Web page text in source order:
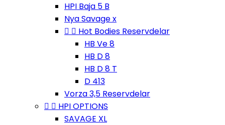
HPI Baja 5 B
Nya Savage x
  Hot Bodies Reservdelar
HB Ve 8
HB D 8
HB D 8 T
D 413
Vorza 3,5 Reservdelar
  HPI OPTIONS
SAVAGE XL